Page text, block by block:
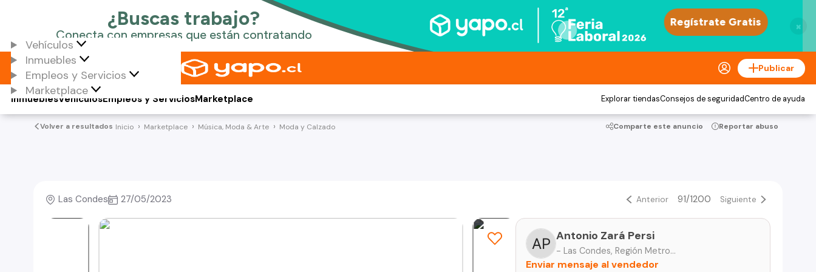
×
Vehículos
Inmuebles
Empleos y Servicios
Marketplace
Publicar
Vehículos
Inmuebles Empleos y ServiciosMarketplace Explorar tiendasConsejos de seguridadCentro de ayuda
Volver a resultados Inicio Marketplace Música, Moda & Arte Moda y Calzado Comparte este anuncio Reportar abuso
Las Condes 27/05/2023 Anterior 91/1200 Siguiente
Antonio Zará Persi
- Las Condes, Región Metropolitana
Enviar mensaje al vendedor